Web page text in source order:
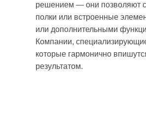
решением — они позволяют
полки или встроенные
или дополнительными
Компании,
которые гармонично
результатом.